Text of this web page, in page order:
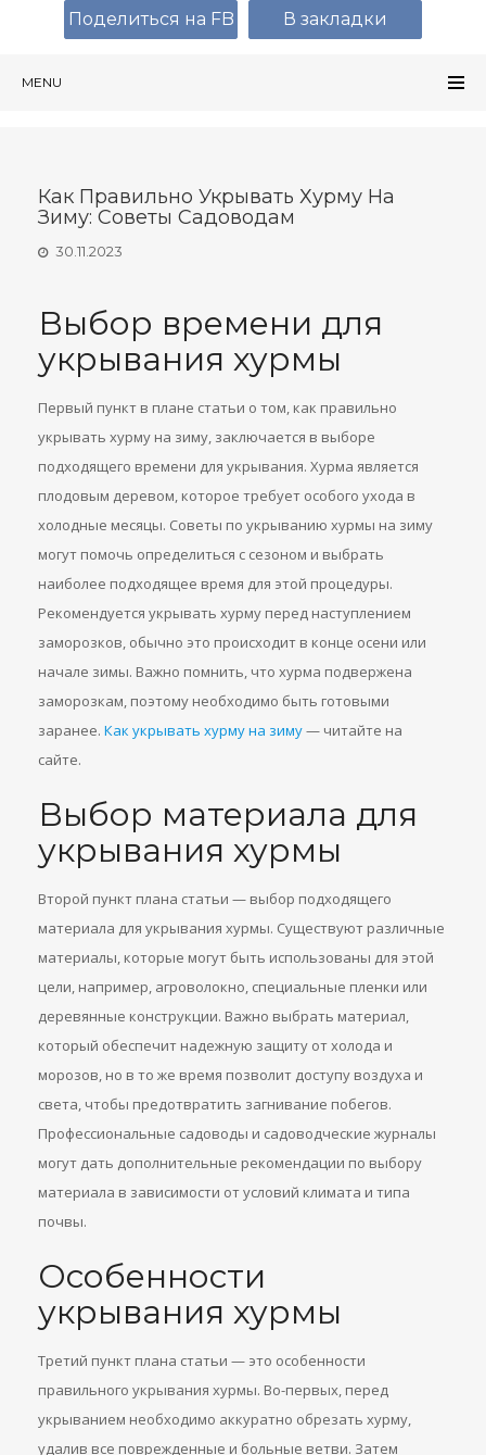
MENU
Как Правильно Укрывать Хурму На
Зиму: Советы Садоводам
30.11.2023
Выбор времени для
укрывания хурмы
Первый пункт в плане статьи о том, как правильно
укрывать хурму на зиму, заключается в выборе
подходящего времени для укрывания. Хурма является
плодовым деревом, которое требует особого ухода в
холодные месяцы. Советы по укрыванию хурмы на зиму
могут помочь определиться с сезоном и выбрать
наиболее подходящее время для этой процедуры.
Рекомендуется укрывать хурму перед наступлением
заморозков, обычно это происходит в конце осени или
начале зимы. Важно помнить, что хурма подвержена
заморозкам, поэтому необходимо быть готовыми
заранее. Как укрывать хурму на зиму— читайте на
сайте.
Выбор материала для
укрывания хурмы
Второй пункт плана статьи — выбор подходящего
материала для укрывания хурмы. Существуют различные
материалы, которые могут быть использованы для этой
цели, например, агроволокно, специальные пленки или
деревянные конструкции. Важно выбрать материал,
который обеспечит надежную защиту от холода и
морозов, но в то же время позволит доступу воздуха и
света, чтобы предотвратить загнивание побегов.
Профессиональные садоводы и садоводческие журналы
могут дать дополнительные рекомендации по выбору
материала в зависимости от условий климата и типа
почвы.
Особенности
укрывания хурмы
Третий пункт плана статьи — это особенности
правильного укрывания хурмы. Во-первых, перед
укрыванием необходимо аккуратно обрезать хурму,
удалив все поврежденные и больные ветви. Затем
Поделиться на FB В закладки